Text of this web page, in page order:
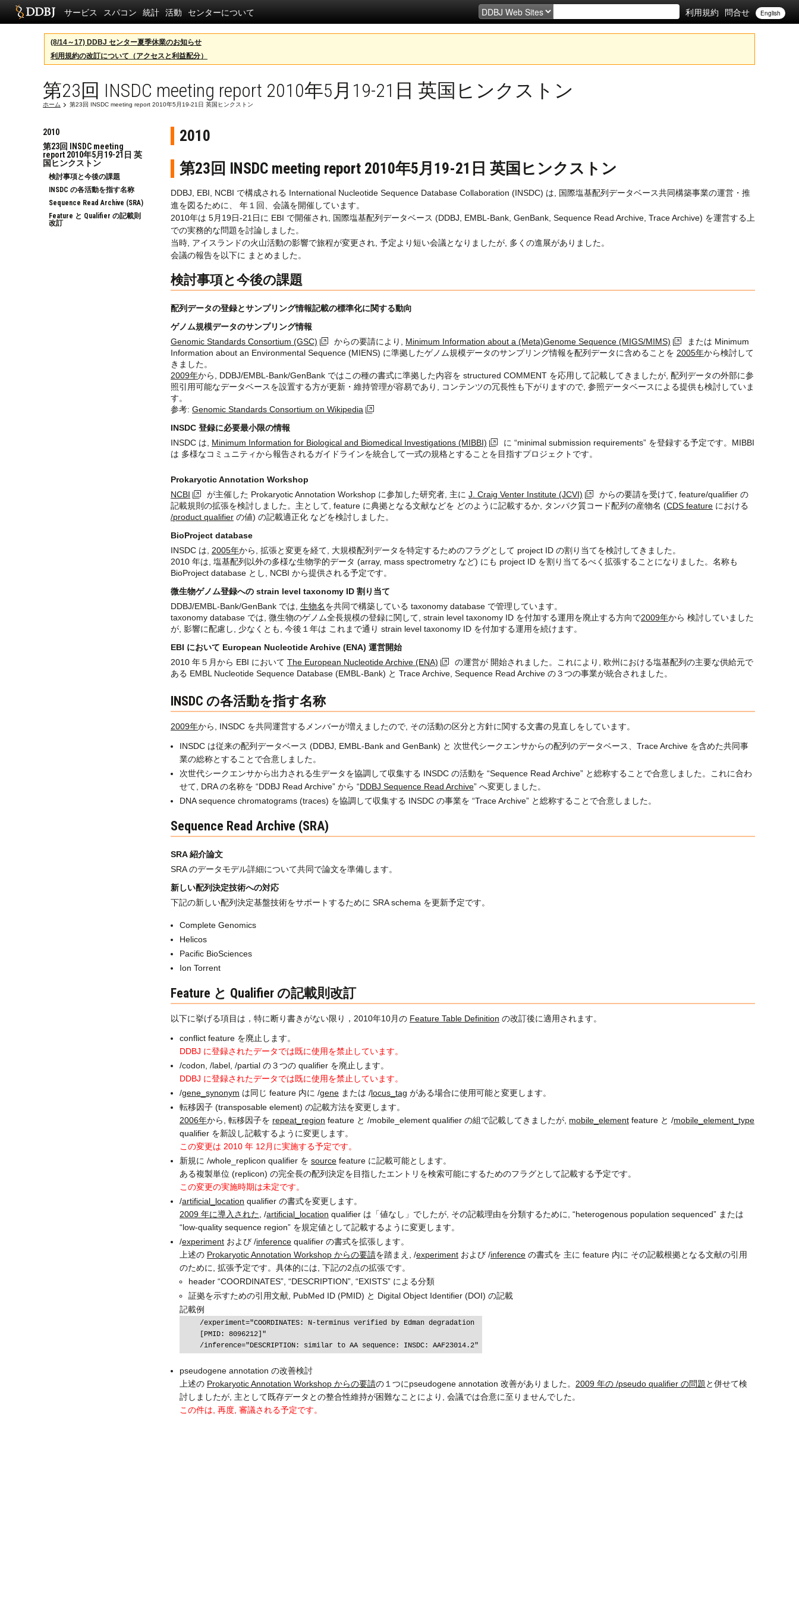
サービス スパコン 統計 活動 センターについて 利用規約 問合せ English
(8/14～17) DDBJ センター夏季休業のお知らせ
利用規約の改訂について（アクセスと利益配分）
第23回 INSDC meeting report 2010年5月19-21日 英国ヒンクストン
ホーム 第23回 INSDC meeting report 2010年5月19-21日 英国ヒンクストン
2010
第23回 INSDC meeting
report 2010年5月19-21日 英
国ヒンクストン
検討事項と今後の課題
INSDC の各活動を指す名称
Sequence Read Archive (SRA)
Feature と Qualifier の記載則
改訂
2010
第23回 INSDC meeting report 2010年5月19-21日 英国ヒンクストン
DDBJ, EBI, NCBI で構成される International Nucleotide Sequence Database Collaboration (INSDC) は, 国際塩基配列データベース共同構築事業の運営・推
進を図るために、 年１回、会議を開催しています。
2010年は 5月19日-21日に EBI で開催され, 国際塩基配列データベース (DDBJ, EMBL-Bank, GenBank, Sequence Read Archive, Trace Archive) を運営する上
での実務的な問題を討論しました。
当時, アイスランドの火山活動の影響で旅程が変更され, 予定より短い会議となりましたが, 多くの進展がありました。
会議の報告を以下に まとめました。
検討事項と今後の課題
配列データの登録とサンプリング情報記載の標準化に関する動向
ゲノム規模データのサンプリング情報
Genomic Standards Consortium (GSC)
からの要請により, Minimum Information about a (Meta)Genome Sequence (MIGS/MIMS)
または Minimum
Information about an Environmental Sequence (MIENS) に準拠したゲノム規模データのサンプリング情報を配列データに含めることを 2005年から検討して
きました。
2009年から, DDBJ/EMBL-Bank/GenBank ではこの種の書式に準拠した内容を structured COMMENT を応用して記載してきましたが, 配列データの外部に参
照引用可能なデータベースを設置する方が更新・維持管理が容易であり, コンテンツの冗長性も下がりますので, 参照データベースによる提供も検討していま
す。
参考: Genomic Standards Consortium on Wikipedia
INSDC 登録に必要最小限の情報
INSDC は, Minimum Information for Biological and Biomedical Investigations (MIBBI)
に “minimal submission requirements” を登録する予定です。MIBBI
は 多様なコミュニティから報告されるガイドラインを統合して一式の規格とすることを目指すプロジェクトです。
Prokaryotic Annotation Workshop
NCBI
が主催した Prokaryotic Annotation Workshop に参加した研究者, 主に J. Craig Venter Institute (JCVI)
からの要請を受けて, feature/qualifier の
記載規則の拡張を検討しました。主として, feature に典拠となる文献などを どのように記載するか, タンパク質コード配列の産物名 (CDS feature における
/product qualifier の値) の記載適正化 などを検討しました。
BioProject database
INSDC は, 2005年から, 拡張と変更を経て, 大規模配列データを特定するためのフラグとして project ID の割り当てを検討してきました。
2010 年は, 塩基配列以外の多様な生物学的データ (array, mass spectrometry など) にも project ID を割り当てるべく拡張することになりました。名称も
BioProject database とし, NCBI から提供される予定です。
微生物ゲノム登録への strain level taxonomy ID 割り当て
DDBJ/EMBL-Bank/GenBank では, 生物名を共同で構築している taxonomy database で管理しています。
taxonomy database では, 微生物のゲノム全長規模の登録に関して, strain level taxonomy ID を付加する運用を廃止する方向で2009年から 検討していました
が, 影響に配慮し, 少なくとも, 今後１年は これまで通り strain level taxonomy ID を付加する運用を続けます。
EBI において European Nucleotide Archive (ENA) 運営開始
2010 年５月から EBI において The European Nucleotide Archive (ENA)
の運営が 開始されました。これにより, 欧州における塩基配列の主要な供給元で
ある EMBL Nucleotide Sequence Database (EMBL-Bank) と Trace Archive, Sequence Read Archive の３つの事業が統合されました。
INSDC の各活動を指す名称
2009年から, INSDC を共同運営するメンバーが増えましたので, その活動の区分と方針に関する文書の見直しをしています。
INSDC は従来の配列データベース (DDBJ, EMBL-Bank and GenBank) と 次世代シークエンサからの配列のデータベース、Trace Archive を含めた共同事
業の総称とすることで合意しました。
次世代シークエンサから出力される生データを協調して収集する INSDC の活動を “Sequence Read Archive” と総称することで合意しました。これに合わ
せて, DRA の名称を “DDBJ Read Archive” から “DDBJ Sequence Read Archive” へ変更しました。
DNA sequence chromatograms (traces) を協調して収集する INSDC の事業を “Trace Archive” と総称することで合意しました。
Sequence Read Archive (SRA)
SRA 紹介論文
SRA のデータモデル詳細について共同で論文を準備します。
新しい配列決定技術への対応
下記の新しい配列決定基盤技術をサポートするために SRA schema を更新予定です。
Complete Genomics
Helicos
Pacific BioSciences
Ion Torrent
Feature と Qualifier の記載則改訂
以下に挙げる項目は，特に断り書きがない限り，2010年10月の Feature Table Definition の改訂後に適用されます。
conflict feature を廃止します。
DDBJ に登録されたデータでは既に使用を禁止しています。
/codon, /label, /partial の３つの qualifier を廃止します。
DDBJ に登録されたデータでは既に使用を禁止しています。
/gene_synonym は同じ feature 内に /gene または /locus_tag がある場合に使用可能と変更します。
転移因子 (transposable element) の記載方法を変更します。
2006年から, 転移因子を repeat_region feature と /mobile_element qualifier の組で記載してきましたが, mobile_element feature と /mobile_element_type
qualifier を新設し記載するように変更します。
この変更は 2010 年 12月に実施する予定です。
新規に /whole_replicon qualifier を source feature に記載可能とします。
ある複製単位 (replicon) の完全長の配列決定を目指したエントリを検索可能にするためのフラグとして記載する予定です。
この変更の実施時期は未定です。
/artificial_location qualifier の書式を変更します。
2009 年に導入された , /artificial_location qualifier は「値なし」でしたが, その記載理由を分類するために, “heterogenous population sequenced” または
“low-quality sequence region” を規定値として記載するように変更します。
/experiment および /inference qualifier の書式を拡張します。
上述の Prokaryotic Annotation Workshop からの要請を踏まえ, /experiment および /inference の書式を 主に feature 内に その記載根拠となる文献の引用
のために, 拡張予定です。具体的には, 下記の2点の拡張です。
header “COORDINATES”, “DESCRIPTION”, “EXISTS” による分類
証拠を示すための引用文献, PubMed ID (PMID) と Digital Object Identifier (DOI) の記載
記載例
pseudogene annotation の改善検討
上述の Prokaryotic Annotation Workshop からの要請の１つにpseudogene annotation 改善がありました。 2009 年の /pseudo qualifier の問題と併せて検
討しましたが, 主として既存データとの整合性維持が困難なことにより, 会議では合意に至りませんでした。
この件は, 再度, 審議される予定です。